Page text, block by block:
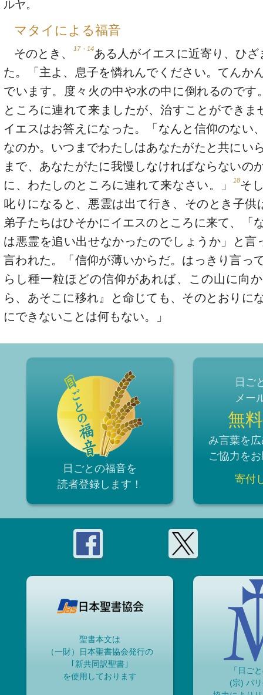
ルヤ。
マタイによる福音
そのとき、 17・14ある人がイエスに近寄り、ひざ
た。「主よ、息子を憐れんでください。てんか
でいます。度々火の中や水の中に倒れるのです
ところに連れて来ましたが、治すことができま
イエスはお答えになった。「なんと信仰のない
なのか。いつまでわたしはあなたがたと共にい
まで、あなたがたに我慢しなければならないの
に、わたしのところに連れて来なさい。」
18そ
叱りになると、悪霊は出て行き、そのとき子供
弟子たちはひそかにイエスのところに来て、「
は悪霊を追い出せなかったのでしょうか」と言
言われた。「信仰が薄いからだ。はっきり言っ
らし種一粒ほどの信仰があれば、この山に向
ら、あそこに移れ』と命じても、そのとおりに
にできないことは何もない。」
日ごとの福音を
読者登録 します！
日ご
メー
無料
み言葉を
ご協力を
寄付
聖書本文は
（一財）日本聖書協会発行の
｢新共同訳聖書｣
を使用しております
「日ご
(宗) パ